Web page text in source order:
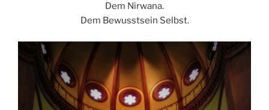
Dem Nirwana.
Dem Bewusstsein Selbst.